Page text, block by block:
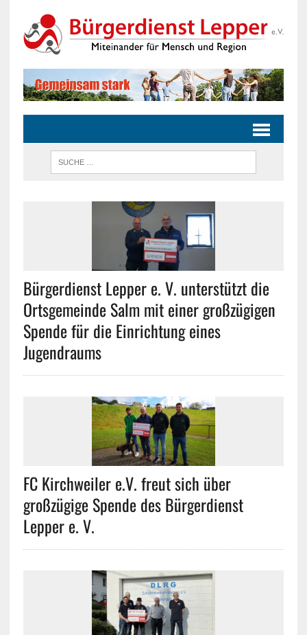
Bürgerdienst Lepper e. V. unterstützt die
Ortsgemeinde Salm mit einer großzügigen
Spende für die Einrichtung eines
Jugendraums
FC Kirchweiler e.V. freut sich über
großzügige Spende des Bürgerdienst
Lepper e. V.